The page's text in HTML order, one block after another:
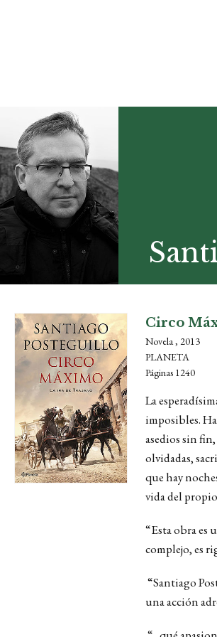
Circo
Novela , 2013
PLANETA
Páginas 1240
La
imposibles.
asedios sin
olvidadas,
que hay
vida del
“Esta obra es
complejo, es
“Santiago
una acción